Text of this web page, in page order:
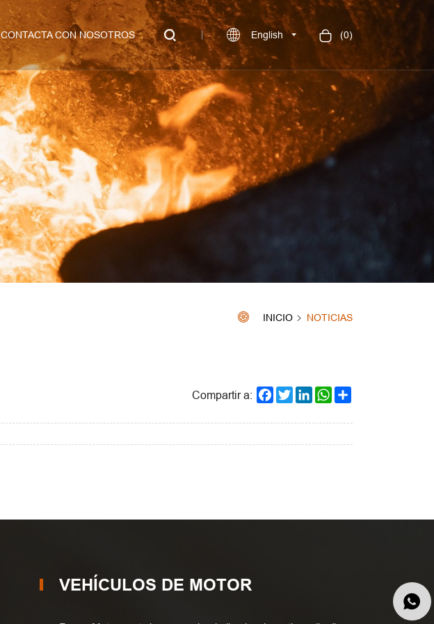
(0)
English
CONTACTA CON NOSOTROS
INICIO NOTICIAS
Compartir a: Facebook
TwitterLinkedInWhatsApp
VEHÍCULOS DE MOTOR